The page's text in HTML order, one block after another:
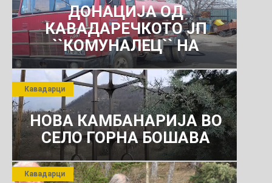
ДОНАЦИЈА ОД
КАВАДАРЕЧКОТО ЈП
``КОМУНАЛЕЦ`` НА
РОСОМАНСКОТО ЈАВНО
ПРЕТПРИЈАТИЕ ЗА
КОМУНАЛНО УСЛУГИ
НОВА КАМБАНАРИЈА ВО
СЕЛО ГОРНА БОШАВА
Кавадарци
Кавадарци